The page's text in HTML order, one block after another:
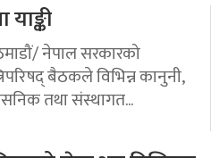
नेपाल सरकारको
बैठकले विभिन्न कानुनी,
तथा संस्थागत...